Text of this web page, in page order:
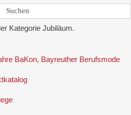
Kategorie Jubiläum.
BaKon, Bayreuther Berufsmode